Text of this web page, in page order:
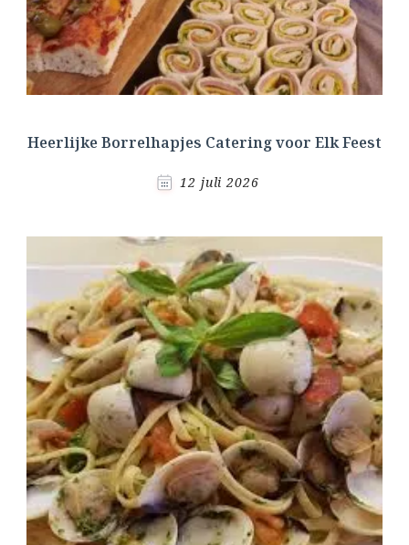
Heerlijke Borrelhapjes Catering voor Elk Feest
12 juli 2026